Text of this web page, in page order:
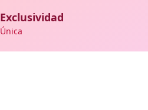
Exclusividad
Única